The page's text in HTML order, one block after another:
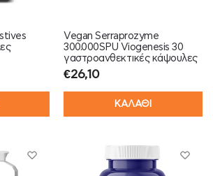
Vegan Serraprozyme
300.000SPU Viogenesis 30
γαστροανθεκτικές κάψουλες
€26,10
ΚΑΛΑΘΙ